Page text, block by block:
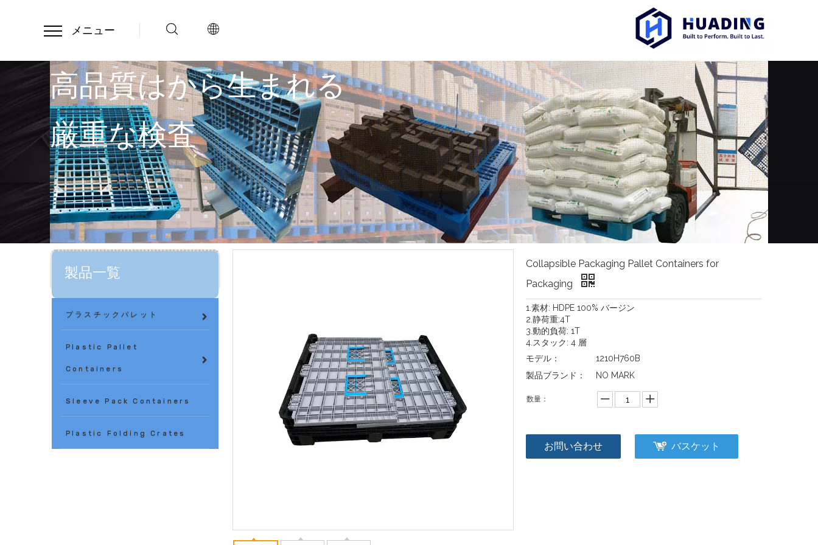
メニュー
高品質はから生まれる
厳重な検査
製品一覧
プラスチックパレット
Plastic Pallet
Containers
Sleeve Pack Containers
Plastic Folding Crates
Collapsible Packaging Pallet Containers for
Packaging
1.素材: HDPE 100% バージン
2.静荷重:4T
3.動的負荷: 1T
4.スタック: 4 層
モデル：
1210H760B
製品ブランド：
NO MARK
数量：
お問い合わせ バスケット